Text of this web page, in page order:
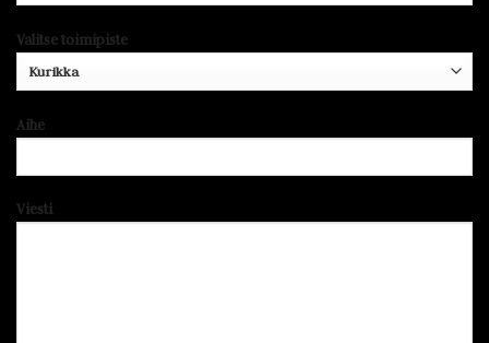
Valitse toimipiste
Aihe
Viesti